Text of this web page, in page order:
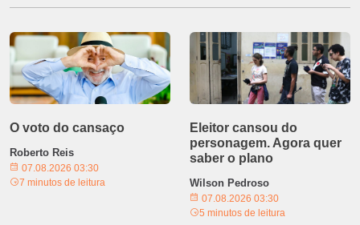
O voto do cansaço
Roberto Reis
07.08.2026 03:30
7 minutos de leitura
Eleitor cansou do
personagem. Agora quer
saber o plano
Wilson Pedroso
07.08.2026 03:30
5 minutos de leitura